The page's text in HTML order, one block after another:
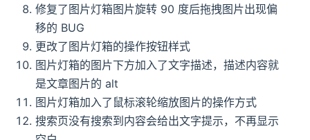
修复了图片灯箱图片旋转 90 度后拖拽图片出现偏
移的 BUG
更改了图片灯箱的操作按钮样式
图片灯箱的图片下方加入了文字描述，描述内容就
是文章图片的 alt
图片灯箱加入了鼠标滚轮缩放图片的操作方式
搜索页没有搜索到内容会给出文字提示，不再显示